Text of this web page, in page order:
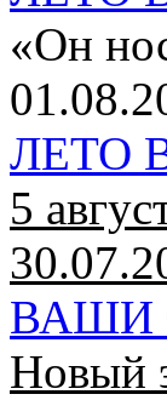
«Он
ЛЕТО
5
ВАШИ
Новый